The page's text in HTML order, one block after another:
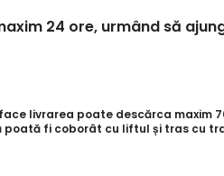
24 ore, urmând să
livrarea poate descărca maxim
poată fi coborât cu liftul și tras cu